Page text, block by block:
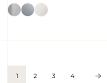
1 2 3 4